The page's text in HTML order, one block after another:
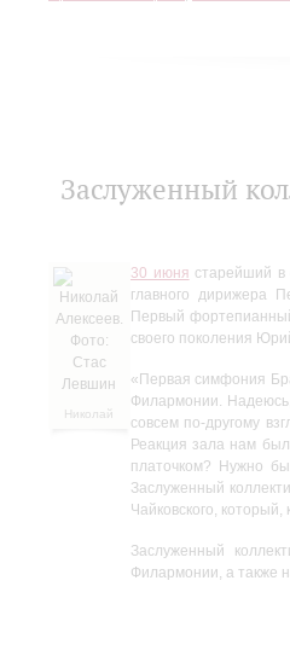
Заслуженный
Николай
30 июня старейший в
главного дирижера
Первый
своего поколения
«Первая симфония
Филармонии.
совсем по-другому
Реакция зала нам
платочком? Нужно
Заслуженный
Чайковского,
Заслуженный
Филармонии, а также